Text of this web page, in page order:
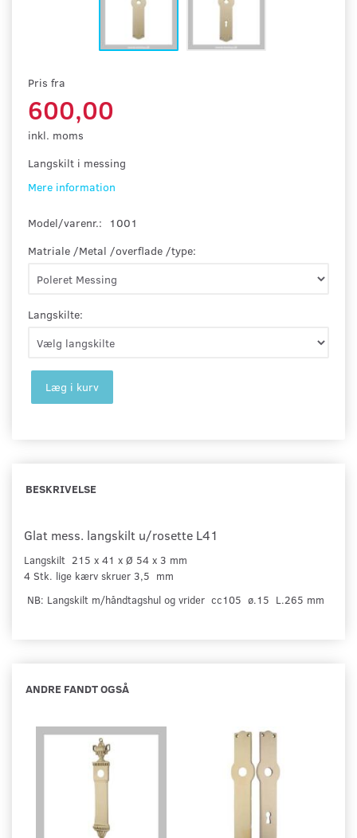
Pris fra
600,00
inkl. moms
Langskilt i messing
Mere information
Model/varenr.:
1001
Matriale /Metal /overflade /type:
Langskilte:
Læg i kurv
BESKRIVELSE
Glat mess. langskilt u/rosette L41
Langskilt 215 x 41 x Ø 54 x 3 mm
4 Stk. lige kærv skruer 3,5 mm
NB: Langskilt m/håndtagshul og vrider cc105 ø.15 L.265 mm
ANDRE FANDT OGSÅ